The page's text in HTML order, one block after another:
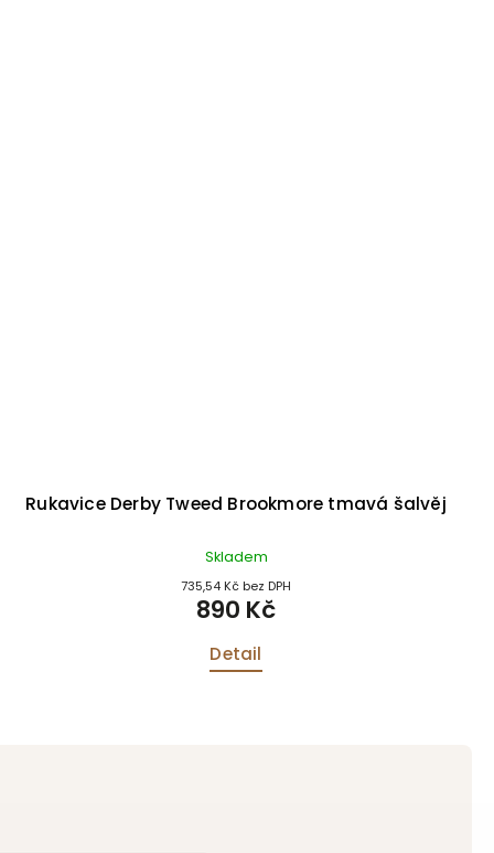
Rukavice Derby Tweed Brookmore tmavá šalvěj
Skladem
735,54 Kč bez DPH
890 Kč
Detail